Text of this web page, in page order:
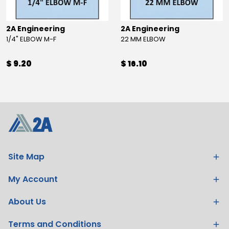
2A Engineering
1/4" ELBOW M-F
$ 9.20
2A Engineering
22 MM ELBOW
$ 16.10
Site Map
My Account
About Us
Terms and Conditions